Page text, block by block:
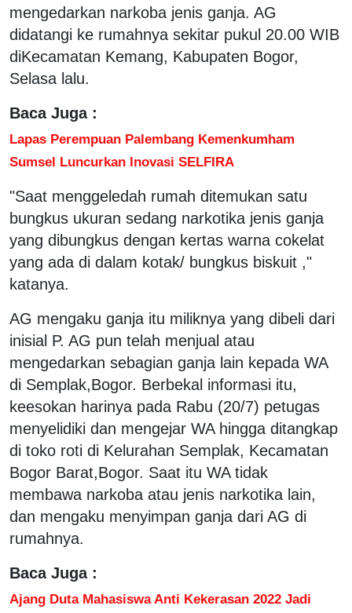
mengedarkan narkoba jenis ganja. AG
didatangi ke rumahnya sekitar pukul 20.00 WIB
diKecamatan Kemang, Kabupaten Bogor,
Selasa lalu.
Baca Juga :
Lapas Perempuan Palembang Kemenkumham
Sumsel Luncurkan Inovasi SELFIRA
"Saat menggeledah rumah ditemukan satu
bungkus ukuran sedang narkotika jenis ganja
yang dibungkus dengan kertas warna cokelat
yang ada di dalam kotak/ bungkus biskuit ,"
katanya.
AG mengaku ganja itu miliknya yang dibeli dari
inisial P. AG pun telah menjual atau
mengedarkan sebagian ganja lain kepada WA
di Semplak,Bogor. Berbekal informasi itu,
keesokan harinya pada Rabu (20/7) petugas
menyelidiki dan mengejar WA hingga ditangkap
di toko roti di Kelurahan Semplak, Kecamatan
Bogor Barat,Bogor. Saat itu WA tidak
membawa narkoba atau jenis narkotika lain,
dan mengaku menyimpan ganja dari AG di
rumahnya.
Baca Juga :
Ajang Duta Mahasiswa Anti Kekerasan 2022 Jadi